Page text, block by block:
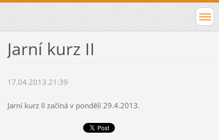
Jarní kurz II
17.04.2013 21:39
Jarní kurz II začíná v pondělí 29.4.2013.